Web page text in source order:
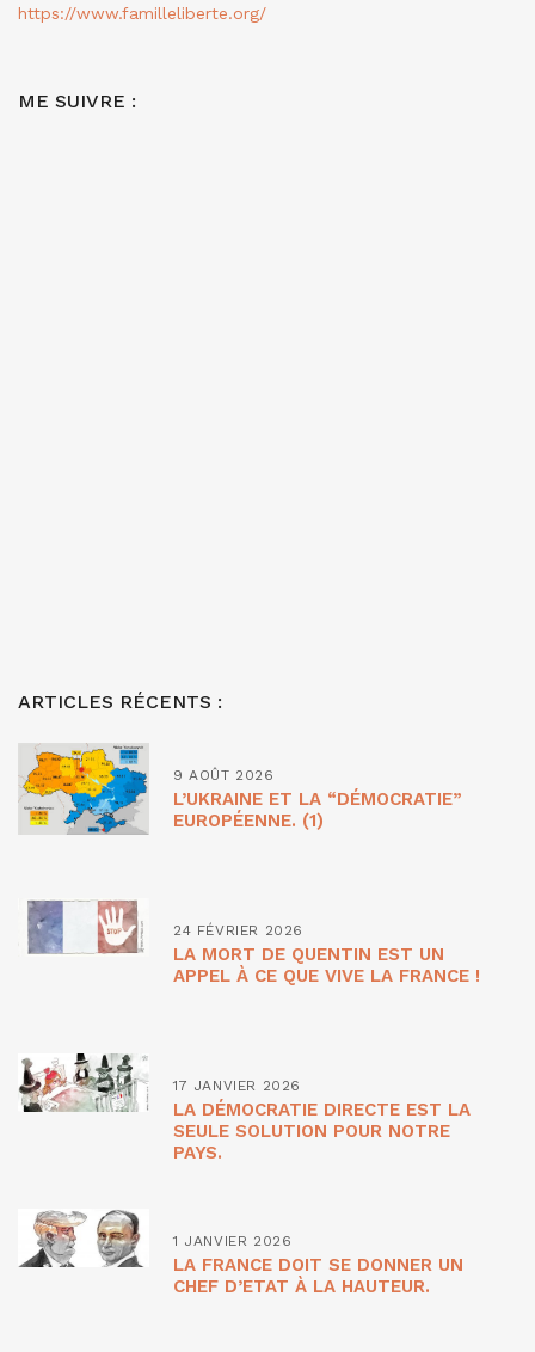
https://www.familleliberte.org/
ME SUIVRE :
ARTICLES RÉCENTS :
9 AOÛT 2026
L’UKRAINE ET LA “DÉMOCRATIE”
EUROPÉENNE. (1)
24 FÉVRIER 2026
LA MORT DE QUENTIN EST UN
APPEL À CE QUE VIVE LA FRANCE !
17 JANVIER 2026
LA DÉMOCRATIE DIRECTE EST LA
SEULE SOLUTION POUR NOTRE
PAYS.
1 JANVIER 2026
LA FRANCE DOIT SE DONNER UN
CHEF D’ETAT À LA HAUTEUR.